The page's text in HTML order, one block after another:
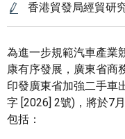
香港貿發局經貿研
為進一步規範汽車產業
康有序發展，廣東省商
印發廣東省加強二手車
字 [2026] 2號)，將於7
包括：